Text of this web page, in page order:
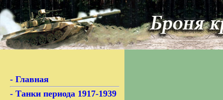
- Главная
- Танки периода 1917-1939